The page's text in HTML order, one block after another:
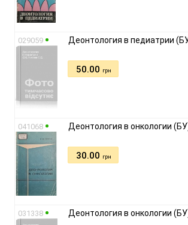
029059 Деонтология в педиатрии
50.00 грн
041068 Деонтология в онкологии
30.00 грн
031338 Деонтология в онкологии